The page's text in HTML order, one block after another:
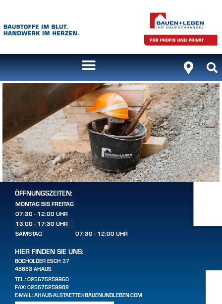
ÖFFNUNGSZEITEN:
MONTAG BIS FREITAG
07:30 - 12:00 UHR
13:00 - 17:30 UHR
SAMSTAG
07:30 - 12:00 UHR
HIER FINDEN SIE UNS:
BOCHOLDER ESCH 37
48683 AHAUS
TEL.: 025675259960
FAX: 025675259989
E-MAIL: AHAUS-ALSTAETTE@BAUENUNDLEBEN.COM